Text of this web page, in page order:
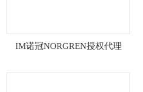
IM诺冠NORGREN授权代理